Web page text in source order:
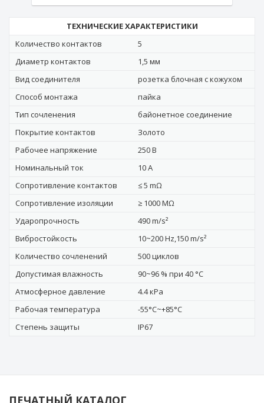
ТЕХНИЧЕСКИЕ ХАРАКТЕРИСТИКИ
Количество контактов
5
Диаметр контактов
1,5 мм
Вид соединителя
розетка блочная с кожухом
Способ монтажа
пайка
Тип сочленения
байонетное соединение
Покрытие контактов
Золото
Рабочее напряжение
250 В
Номинальный ток
10 А
Сопротивление контактов
≤ 5 mΩ
Сопротивление изоляции
≥ 1000 MΩ
Ударопрочность
490 m/s²
Вибростойкость
10~200 Hz,150 m/s²
Количество сочленений
500 циклов
Допустимая влажность
90~96 % при 40 °C
Атмосферное давление
4.4 кРa
Рабочая температура
-55°C~+85°C
Степень защиты
IP67
ПЕЧАТНЫЙ КАТАЛОГ